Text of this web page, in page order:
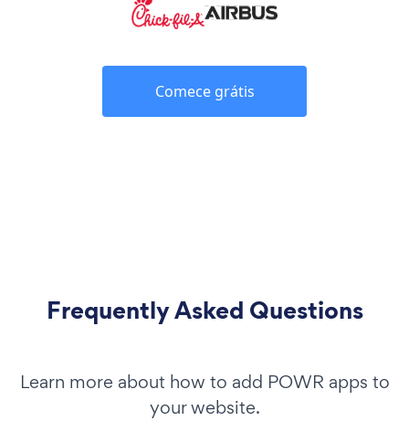
Comece grátis
Frequently Asked Questions
Learn more about how to add POWR apps to
your website.